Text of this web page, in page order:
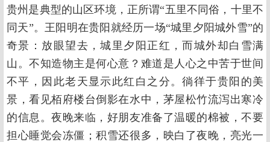
贵州是典型的山区环境，正所谓“五里不同俗，十里不
同天”。王阳明在贵阳就经历一场“城里夕阳城外雪”的
奇景：放眼望去，城里夕阳正红，而城外却白雪满
山。不知造物主是何心意？难道是人心之中苦于世间
不平，因此老天显示此红白之分。徜徉于贵阳的美
景，看见栢府楼台倒影在水中，茅屋松竹流泻出寒冷
的信息。夜晚来临，好朋友准备了温暖的棉被，不要
担心睡觉会冻僵；积雪还很多，映白了夜晚，亮光一